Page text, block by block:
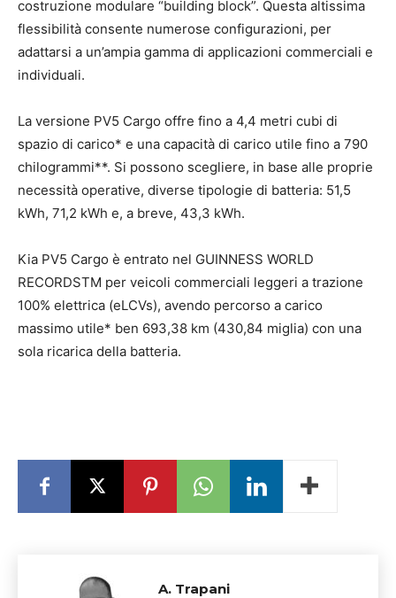
costruzione modulare “building block”. Questa altissima
flessibilità consente numerose configurazioni, per
adattarsi a un’ampia gamma di applicazioni commerciali e
individuali.
La versione PV5 Cargo offre fino a 4,4 metri cubi di
spazio di carico* e una capacità di carico utile fino a 790
chilogrammi**. Si possono scegliere, in base alle proprie
necessità operative, diverse tipologie di batteria: 51,5
kWh, 71,2 kWh e, a breve, 43,3 kWh.
Kia PV5 Cargo è entrato nel GUINNESS WORLD
RECORDSTM per veicoli commerciali leggeri a trazione
100% elettrica (eLCVs), avendo percorso a carico
massimo utile* ben 693,38 km (430,84 miglia) con una
sola ricarica della batteria.
A. Trapani